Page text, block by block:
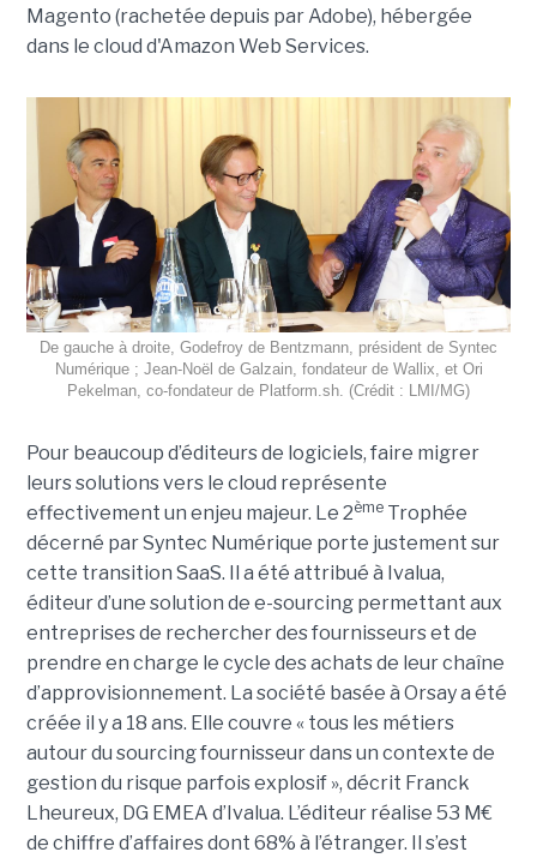
Magento (rachetée depuis par Adobe), hébergée
dans le cloud d'Amazon Web Services.
De gauche à droite, Godefroy de Bentzmann, président de Syntec
Numérique ; Jean-Noël de Galzain, fondateur de Wallix, et Ori
Pekelman, co-fondateur de Platform.sh. (Crédit : LMI/MG)
Pour beaucoup d’éditeurs de logiciels, faire migrer
leurs solutions vers le cloud représente
effectivement un enjeu majeur. Le 2èmeTrophée
décerné par Syntec Numérique porte justement sur
cette transition SaaS. Il a été attribué à Ivalua,
éditeur d’une solution de e-sourcing permettant aux
entreprises de rechercher des fournisseurs et de
prendre en charge le cycle des achats de leur chaîne
d’approvisionnement. La société basée à Orsay a été
créée il y a 18 ans. Elle couvre « tous les métiers
autour du sourcing fournisseur dans un contexte de
gestion du risque parfois explosif », décrit Franck
Lheureux, DG EMEA d’Ivalua. L’éditeur réalise 53 M€
de chiffre d’affaires dont 68% à l’étranger. Il s’est